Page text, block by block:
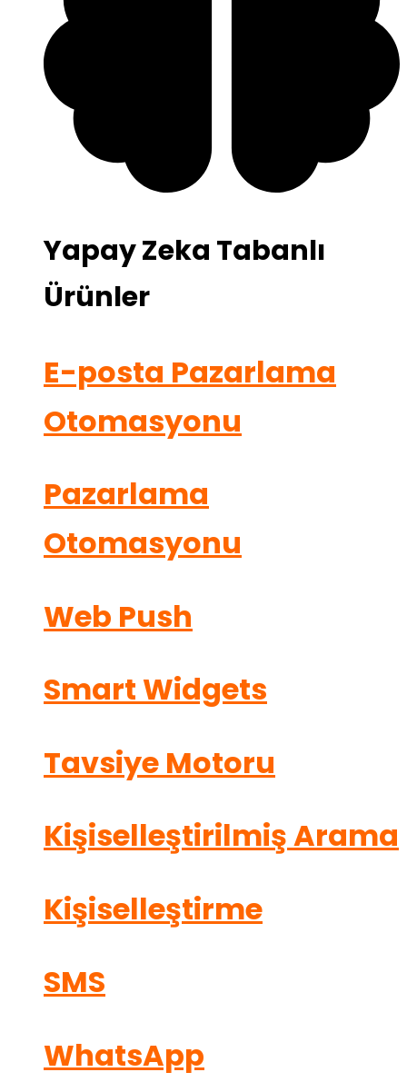
Yapay Zeka Tabanlı
Ürünler
E-posta Pazarlama
Otomasyonu
Pazarlama
Otomasyonu
Web Push
Smart Widgets
Tavsiye Motoru
Kişiselleştirilmiş Arama
Kişiselleştirme
SMS
WhatsApp